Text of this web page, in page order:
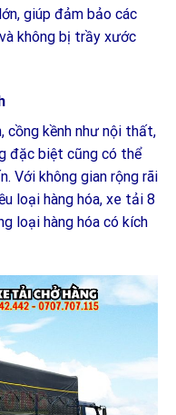
giúp đảm bảo các
không bị trầy xước
cồng kềnh như nội thất,
đặc biệt cũng có thể
Với không gian rộng rãi
loại hàng hóa, xe tải 8
loại hàng hóa có kích